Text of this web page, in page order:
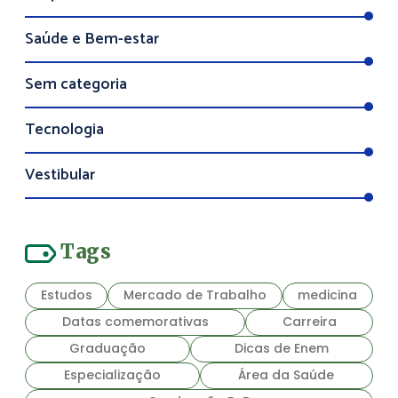
Saúde e Bem-estar
Sem categoria
Tecnologia
Vestibular
Tags
Estudos Mercado de Trabalho
medicina
Datas comemorativas
Carreira
Graduação
Dicas de Enem
Especialização
Área da Saúde